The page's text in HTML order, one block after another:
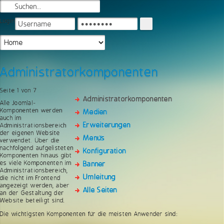
Login
Administratorkomponenten
Administratorkomponenten
Medien
Erweiterungen
Menüs
Konfiguration
Banner
Umleitung
Alle Seiten
Seite 1 von 7
Alle Joomla!-
Komponenten werden
auch im
Administrationsbereich
der eigenen Website
verwendet. Über die
nachfolgend aufgelisteten
Komponenten hinaus gibt
es viele Komponenten im
Administrationsbereich,
die nicht im Frontend
angezeigt werden, aber
an der Gestaltung der
Website beteiligt sind.
Die wichtigsten Komponenten für die meisten Anwender sind: